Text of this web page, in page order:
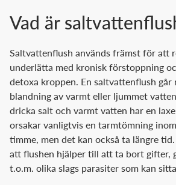
Vad är
Saltvattenflush används främst för att
underlätta med kronisk förstoppning
detoxa kroppen. En saltvattenflush går
blandning av varmt eller ljummet
dricka salt och varmt vatten har en
orsakar vanligtvis en tarmtömning
timme, men det kan också ta längre
att flushen hjälper till att ta bort gifter,
t.o.m. olika slags parasiter som kan